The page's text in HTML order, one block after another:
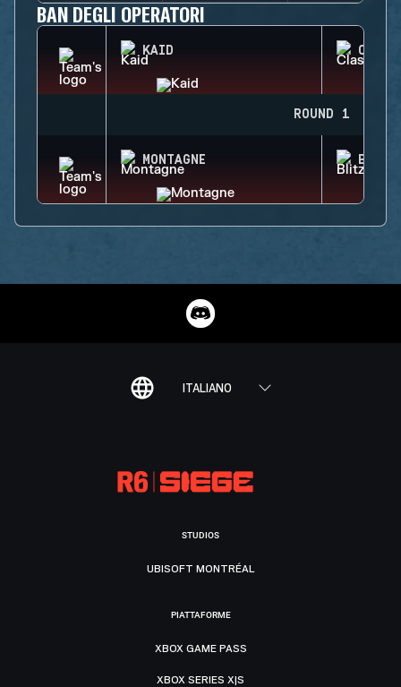
BAN DEGLI OPERATORI
KAID CLASH
ROUND 1
MONTAGNE BLITZ
ITALIANO
STUDIOS
UBISOFT MONTRÉAL
PIATTAFORME
XBOX GAME PASS
XBOX SERIES X|S